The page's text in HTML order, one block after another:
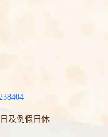
日及例假日休